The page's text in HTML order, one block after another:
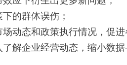
的群体误伤；
动态和政策执行情况，促进
解企业经营动态，缩小数据